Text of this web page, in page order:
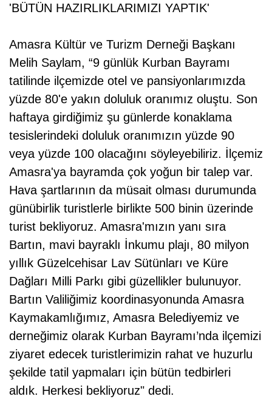
'BÜTÜN HAZIRLIKLARIMIZI YAPTIK'
Amasra Kültür ve Turizm Derneği Başkanı
Melih Saylam, “9 günlük Kurban Bayramı
tatilinde ilçemizde otel ve pansiyonlarımızda
yüzde 80'e yakın doluluk oranımız oluştu. Son
haftaya girdiğimiz şu günlerde konaklama
tesislerindeki doluluk oranımızın yüzde 90
veya yüzde 100 olacağını söyleyebiliriz. İlçemiz
Amasra'ya bayramda çok yoğun bir talep var.
Hava şartlarının da müsait olması durumunda
günübirlik turistlerle birlikte 500 binin üzerinde
turist bekliyoruz. Amasra'mızın yanı sıra
Bartın, mavi bayraklı İnkumu plajı, 80 milyon
yıllık Güzelcehisar Lav Sütünları ve Küre
Dağları Milli Parkı gibi güzellikler bulunuyor.
Bartın Valiliğimiz koordinasyonunda Amasra
Kaymakamlığımız, Amasra Belediyemiz ve
derneğimiz olarak Kurban Bayramı’nda ilçemizi
ziyaret edecek turistlerimizin rahat ve huzurlu
şekilde tatil yapmaları için bütün tedbirleri
aldık. Herkesi bekliyoruz" dedi.